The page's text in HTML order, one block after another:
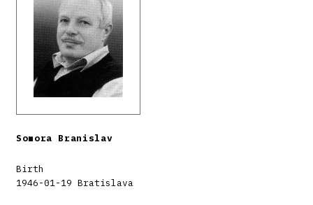
Somora Branislav
Birth
1946-01-19 Bratislava